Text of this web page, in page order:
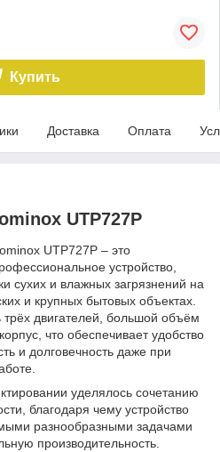
Купить
Доставка Оплата
UTP727P
UTP727P – это
устройство,
сухих и влажных загрязнений на
и крупных бытовых объектах.
двигателей, большой объём
что обеспечивает удобство
и долговечность даже при
уделялось сочетанию
благодаря чему устройство
разнообразными задачами
производительность.